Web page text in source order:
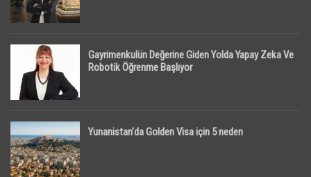
Gayrimenkulün Değerine Giden Yolda Yapay Zeka Ve
Robotik Öğrenme Başlıyor
Yunanistan’da Golden Visa için 5 neden